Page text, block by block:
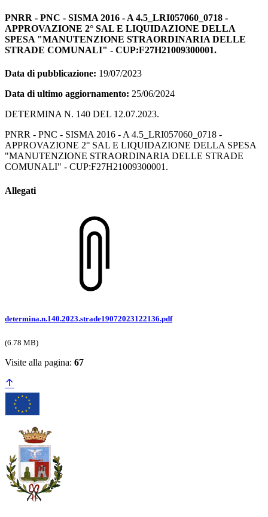
PNRR - PNC - SISMA 2016 - A 4.5_LRI057060_0718 -
APPROVAZIONE 2° SAL E LIQUIDAZIONE DELLA
SPESA "MANUTENZIONE STRAORDINARIA DELLE
STRADE COMUNALI" - CUP:F27H21009300001.
Data di pubblicazione: 19/07/2023
Data di ultimo aggiornamento: 25/06/2024
DETERMINA N. 140 DEL 12.07.2023.
PNRR - PNC - SISMA 2016 - A 4.5_LRI057060_0718 -
APPROVAZIONE 2° SAL E LIQUIDAZIONE DELLA SPESA
"MANUTENZIONE STRAORDINARIA DELLE STRADE
COMUNALI" - CUP:F27H21009300001.
Allegati
determina.n.140.2023.strade19072023122136.pdf
(6.78 MB)
Visite alla pagina: 67